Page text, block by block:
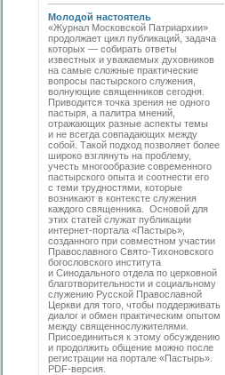
Молодой настоятель
«Журнал Московской Патриархии»
продолжает цикл публикаций, задача
которых — собирать ­ответы
известных и уважаемых духовников
на самые сложные практические
вопросы пастырского служения,
волнующие священников сегодня.
Приводится точка зрения не одного
пастыря, а палитра мнений,
отражающих разные аспекты темы
и не всегда совпадающих между
собой. Такой подход позволяет более
широко взглянуть на проблему,
учесть многообразие современного
пастырского опыта и соотнести его
с теми трудностями, которые
возникают в контексте ­служения
каждого священника. Основой для
этих статей служат публикации
интернет-портала «Пастырь»,
созданного при совместном участии
Православного Свято-Тихоновского
богословского ­института
и Синодального отдела по церковной
благотворительности и социальному
служению Русской Православной
Церкви для того, чтобы поддерживать
диалог и обмен практическим опытом
между священнослужителями.
Присоединиться к этому обсуждению
и продолжить общение можно после
регистрации на портале «Пастырь».
PDF-версия.